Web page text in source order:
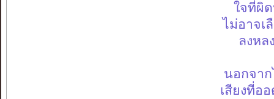
ใจที่ผิ
ไม่อาจเ
ลงหล
นอกจา
เสียงที่อ